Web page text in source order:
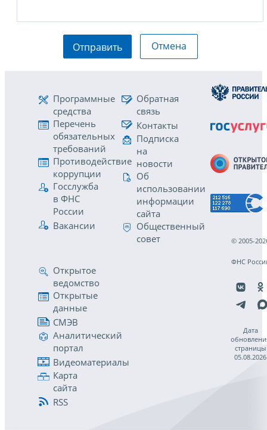
Отправить Отмена
Программные
средства
Перечень
обязательных
требований
Противодействие
коррупции
Госслужба
в ФНС
России
Вакансии
Обратная
связь
Контакты
Подписка
на
новости
Об
использовании
информации
сайта
Общественный
совет
Открытое
ведомство
Открытые
данные
СМЭВ
Аналитический
портал
Видеоматериалы
Карта
сайта
RSS
© 2005-
ФНС
Дата
страницы
05.08.2026